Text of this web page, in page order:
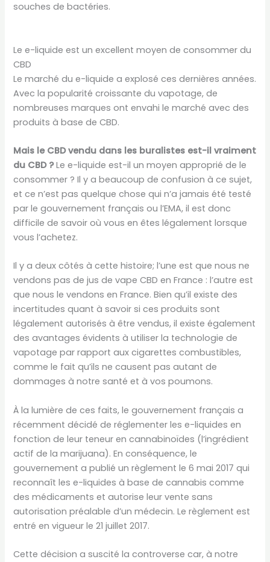
souches de bactéries.
Le e-liquide est un excellent moyen de consommer du
CBD
Le marché du e-liquide a explosé ces dernières années.
Avec la popularité croissante du vapotage, de
nombreuses marques ont envahi le marché avec des
produits à base de CBD.
Mais le CBD vendu dans les buralistes est-il vraiment
du CBD ?Le e-liquide est-il un moyen approprié de le
consommer ? Il y a beaucoup de confusion à ce sujet,
et ce n’est pas quelque chose qui n’a jamais été testé
par le gouvernement français ou l’EMA, il est donc
difficile de savoir où vous en êtes légalement lorsque
vous l’achetez.
Il y a deux côtés à cette histoire; l’une est que nous ne
vendons pas de jus de vape CBD en France : l’autre est
que nous le vendons en France. Bien qu’il existe des
incertitudes quant à savoir si ces produits sont
légalement autorisés à être vendus, il existe également
des avantages évidents à utiliser la technologie de
vapotage par rapport aux cigarettes combustibles,
comme le fait qu’ils ne causent pas autant de
dommages à notre santé et à vos poumons.
À la lumière de ces faits, le gouvernement français a
récemment décidé de réglementer les e-liquides en
fonction de leur teneur en cannabinoïdes (l’ingrédient
actif de la marijuana). En conséquence, le
gouvernement a publié un règlement le 6 mai 2017 qui
reconnaît les e-liquides à base de cannabis comme
des médicaments et autorise leur vente sans
autorisation préalable d’un médecin. Le règlement est
entré en vigueur le 21 juillet 2017.
Cette décision a suscité la controverse car, à notre